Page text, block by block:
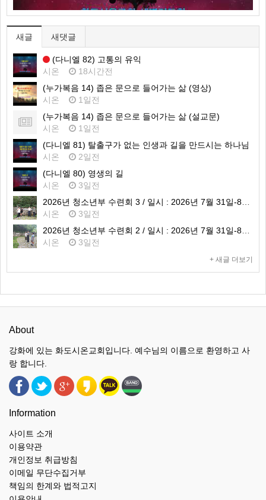
새글 새댓글
(다니엘 82) 고통의 유익
시온
18시간전
(누가복음 14) 좁은 문으로 들어가는 삶 (영상)
시온
1일전
(누가복음 14) 좁은 문으로 들어가는 삶 (설교문)
시온
1일전
(다니엘 81) 탈출구가 없는 인생과 길을 만드시는 하나님
시온
2일전
(다니엘 80) 영생의 길
시온
3일전
2026년 청소년부 수련회 3 / 일시 : 2026년 7월 31일-8월 1일 / 장소 : 가평 필그림하우스
시온
3일전
2026년 청소년부 수련회 2 / 일시 : 2026년 7월 31일-8월 1일 / 장소 : 가평 필그림하우스
시온
3일전
+ 새글 더보기
About
강화에 있는 화도시온교회입니다. 예수님의 이름으로 환영하고 사
랑 합니다.
Information
사이트 소개
이용약관
개인정보 취급방침
이메일 무단수집거부
책임의 한계와 법적고지